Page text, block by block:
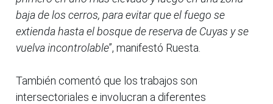
baja de los cerros, para evitar que el fuego se
extienda hasta el bosque de reserva de Cuyas y se
vuelva incontrolable”, manifestó Ruesta.
También comentó que los trabajos son
intersectoriales e involucran a diferentes